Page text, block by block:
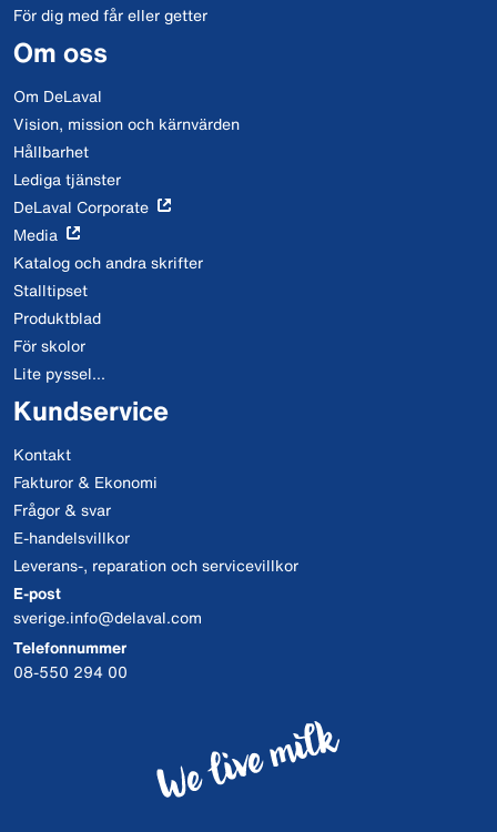
För dig med får eller getter
Om oss
Om DeLaval
Vision, mission och kärnvärden
Hållbarhet
Lediga tjänster
DeLaval Corporate
Media
Katalog och andra skrifter
Stalltipset
Produktblad
För skolor
Lite pyssel...
Kundservice
Kontakt
Fakturor & Ekonomi
Frågor & svar
E-handelsvillkor
Leverans-, reparation och servicevillkor
E-post
sverige.info@delaval.com
Telefonnummer
08-550 294 00